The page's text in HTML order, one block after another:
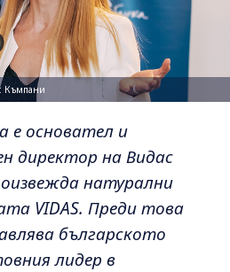
Къмпани
е основател и
директор на Видас
натурални
VIDAS. Преди това
българското
лидер в